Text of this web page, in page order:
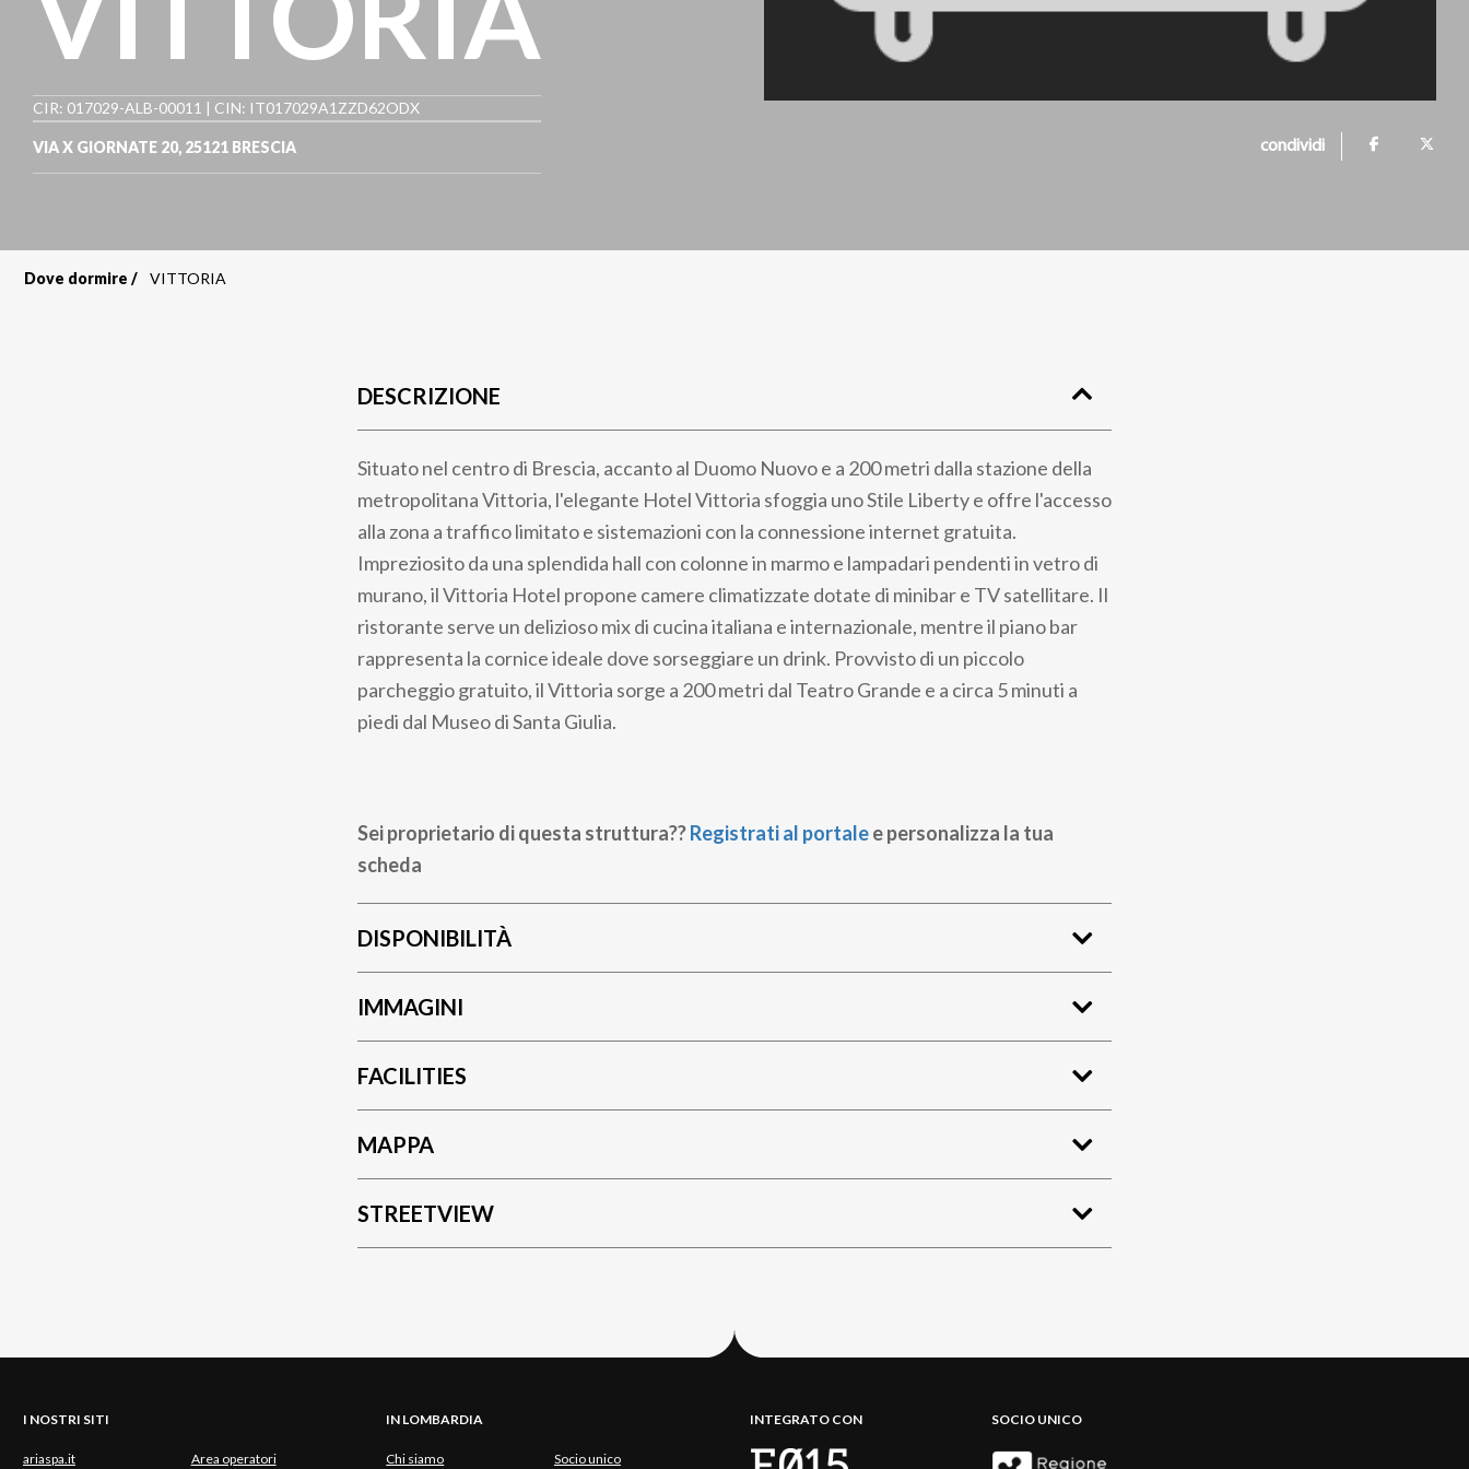
CIR: 017029-ALB-00011 | CIN: IT017029A1ZZD62ODX
VIA X GIORNATE 20, 25121 BRESCIA condividi
Dove dormire VITTORIA
DESCRIZIONE
Situato nel centro di Brescia, accanto al Duomo Nuovo e a 200 metri dalla stazione della
metropolitana Vittoria, l'elegante Hotel Vittoria sfoggia uno Stile Liberty e offre l'accesso
alla zona a traffico limitato e sistemazioni con la connessione internet gratuita.
Impreziosito da una splendida hall con colonne in marmo e lampadari pendenti in vetro di
murano, il Vittoria Hotel propone camere climatizzate dotate di minibar e TV satellitare. Il
ristorante serve un delizioso mix di cucina italiana e internazionale, mentre il piano bar
rappresenta la cornice ideale dove sorseggiare un drink. Provvisto di un piccolo
parcheggio gratuito, il Vittoria sorge a 200 metri dal Teatro Grande e a circa 5 minuti a
piedi dal Museo di Santa Giulia.
Sei proprietario di questa struttura??Registrati al portalee personalizza la tua
scheda
DISPONIBILITÀ
IMMAGINI
FACILITIES
MAPPA
STREETVIEW
I NOSTRI SITI
ariaspa.it Area operatori
IN LOMBARDIA
Chi siamo Socio unico
INTEGRATO CON SOCIO UNICO